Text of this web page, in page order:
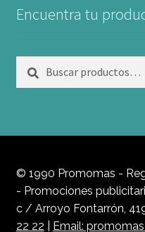
Encuentra tu
Buscar
Buscar
© 1990 Promomas -
- Promociones
c / Arroyo Fontarrón,
22 22
Email: